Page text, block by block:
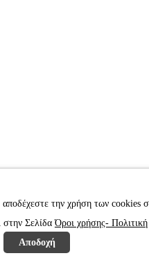
αποδέχεστε την χρήση των cookies
στην ΣελίδαΌροι χρήσης- Πολιτική
Αποδοχή